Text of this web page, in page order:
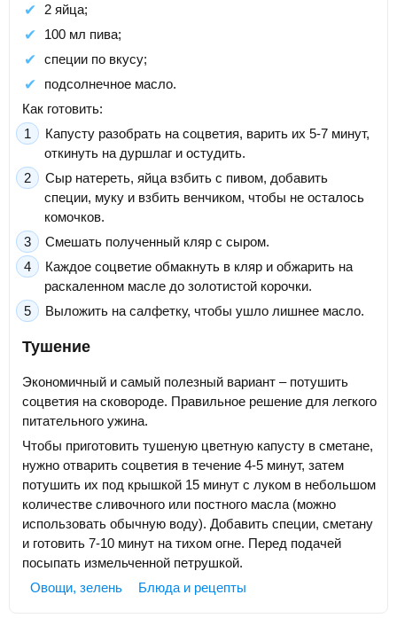
2 яйца;
100 мл пива;
специи по вкусу;
подсолнечное масло.
Как готовить:
Капусту разобрать на соцветия, варить их 5-7 минут,
откинуть на дуршлаг и остудить.
Сыр натереть, яйца взбить с пивом, добавить
специи, муку и взбить венчиком, чтобы не осталось
комочков.
Смешать полученный кляр с сыром.
Каждое соцветие обмакнуть в кляр и обжарить на
раскаленном масле до золотистой корочки.
Выложить на салфетку, чтобы ушло лишнее масло.
Тушение
Экономичный и самый полезный вариант – потушить
соцветия на сковороде. Правильное решение для легкого
питательного ужина.
Чтобы приготовить тушеную цветную капусту в сметане,
нужно отварить соцветия в течение 4-5 минут, затем
потушить их под крышкой 15 минут с луком в небольшом
количестве сливочного или постного масла (можно
использовать обычную воду). Добавить специи, сметану
и готовить 7-10 минут на тихом огне. Перед подачей
посыпать измельченной петрушкой.
Овощи, зелень
Блюда и рецепты